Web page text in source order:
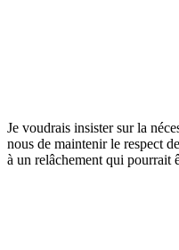
Je voudrais insister sur la
nous de maintenir le respect
à un relâchement qui pourrait